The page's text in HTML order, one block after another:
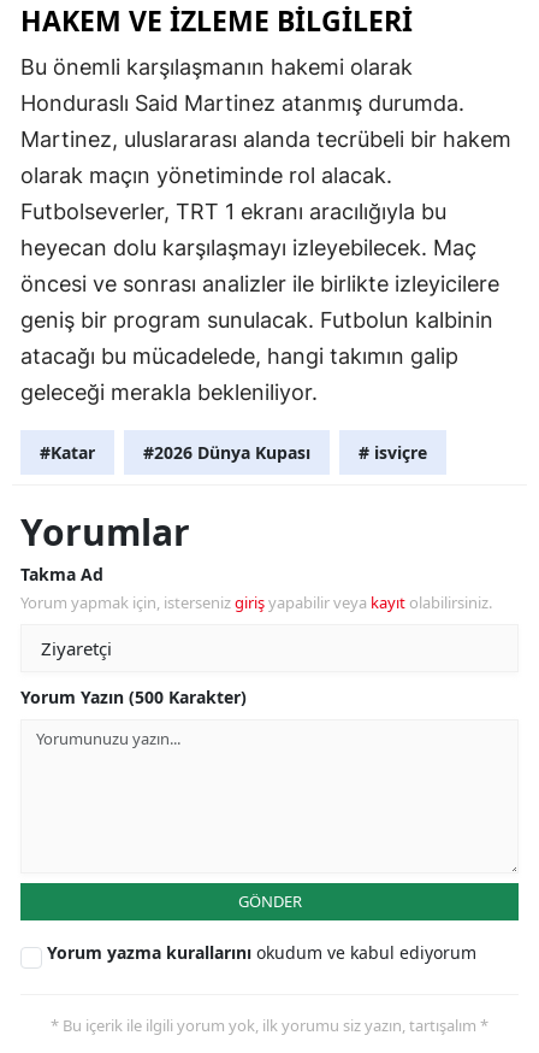
HAKEM VE İZLEME BILGILERI
Bu önemli karşılaşmanın hakemi olarak
Honduraslı Said Martinez atanmış durumda.
Martinez, uluslararası alanda tecrübeli bir hakem
olarak maçın yönetiminde rol alacak.
Futbolseverler, TRT 1 ekranı aracılığıyla bu
heyecan dolu karşılaşmayı izleyebilecek. Maç
öncesi ve sonrası analizler ile birlikte izleyicilere
geniş bir program sunulacak. Futbolun kalbinin
atacağı bu mücadelede, hangi takımın galip
geleceği merakla bekleniliyor.
#Katar #2026 Dünya Kupası # isviçre
Yorumlar
Takma Ad
Yorum yapmak için, istersenizgirişyapabilir veya kayıt olabilirsiniz.
Yorum Yazın (500 Karakter)
GÖNDER
Yorum yazma kurallarını okudum ve kabul ediyorum
* Bu içerik ile ilgili yorum yok, ilk yorumu siz yazın, tartışalım *